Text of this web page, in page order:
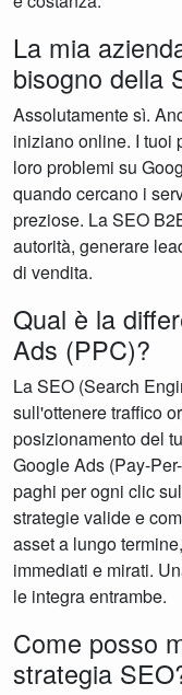
La mia
bisogno della
Assolutamente sì.
iniziano online. I tuoi
loro problemi su
quando cercano i
preziose. La SEO
autorità, generare
di vendita.
Qual è la
Ads (PPC)?
La SEO (Search
sull'ottenere traffico
posizionamento del
Google Ads (Pay-
paghi per ogni clic
strategie valide e
asset a lungo
immediati e mirati.
le integra entrambe.
Come posso
strategia